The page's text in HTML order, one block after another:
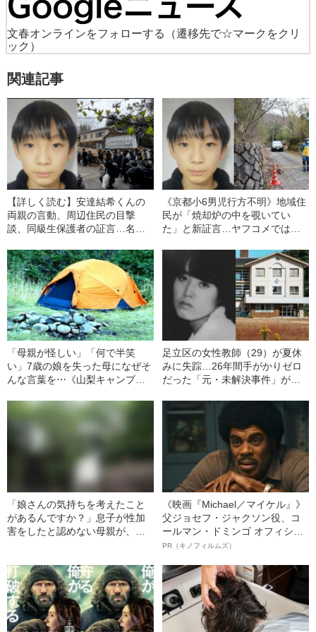
文春オンラインをフォローする
（遷移先で☆マークをクリ
ック）
関連記事
【詳しく読む】安達結希くんの
両親の言動、周辺住民の目撃
談、同級生保護者の証言…名古
中“未解決事件”の裏側
《京都小6男児行方不明》地域住
民が「焼却炉の中を覗いてい
た」と新証言…ヤフコメでは
い」「家出してましたとかでい
いので」と無事を願う声
「母親が怪しい」「何で半笑
い」7歳の娘を失った母になぜそ
んな言葉を⋯《山梨キャンプ場
辱する「SNSの闇」（令和元年
の事件）
足立区の女性教師（29）が夏休
みに失踪…26年間手がかりゼロ
だった「元・未解決事件」が動
「娘さんの気持ちを考えたこと
があるんですか？」息子が性加
害をしたと認めない母親が、逆
《映画『Michael／マイケル』》
父ジョセフ・ジャクソン役、コ
ールマン・ドミンゴ オフィシャ
ルインタビュー“観客を魅了した
語る”《日本興収70億円突破》
PR（キノフィルムズ）